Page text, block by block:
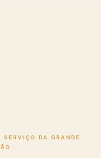
DA GRANDE